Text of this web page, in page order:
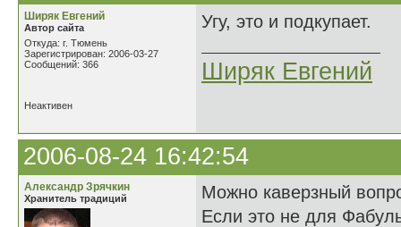
Ширяк Евгений
Автор сайта
Откуда: г. Тюмень
Зарегистрирован: 2006-03-27
Сообщений: 366
Угу, это и подкупает.
Ширяк Евгений
Неактивен
2006-08-24 16:42:54
Александр Зрячкин
Хранитель традиций
Можно каверзный
Если это не для